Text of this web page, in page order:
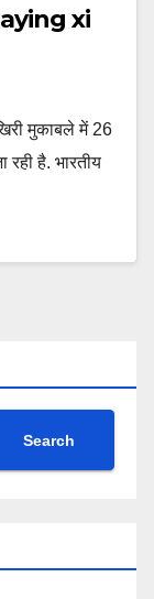
xi
मुकाबले में 26
है. भारतीय
Search